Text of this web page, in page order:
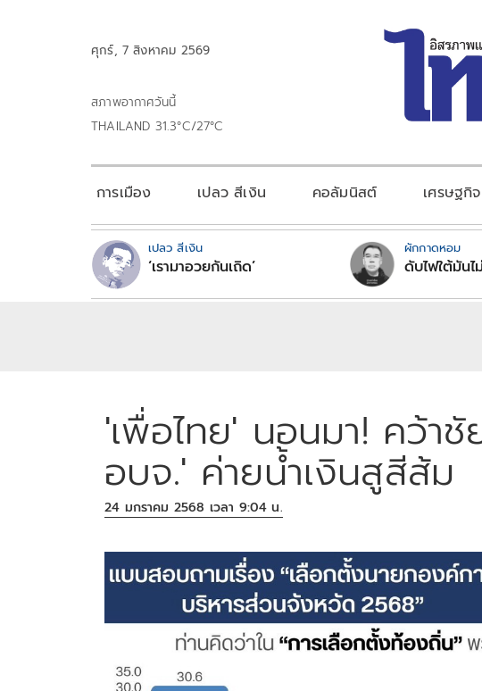
ศุกร์, 7 สิงหาคม 2569
สภาพอากาศวันนี้
THAILAND 31.3°C/27°C
การเมือง เปลว สีเงิน คอลัมนิสต์ เศรษฐกิจ
เปลว สีเงิน
‘เรามาอวยกันเถิด’
ผักกาดหอม
ดับไฟใต้มันไ
'เพื่อไทย' นอนมา! คว้า
อบจ.' ค่ายน้ำเงินสูสีส้ม
24 มกราคม 2568 เวลา 9:04 น.